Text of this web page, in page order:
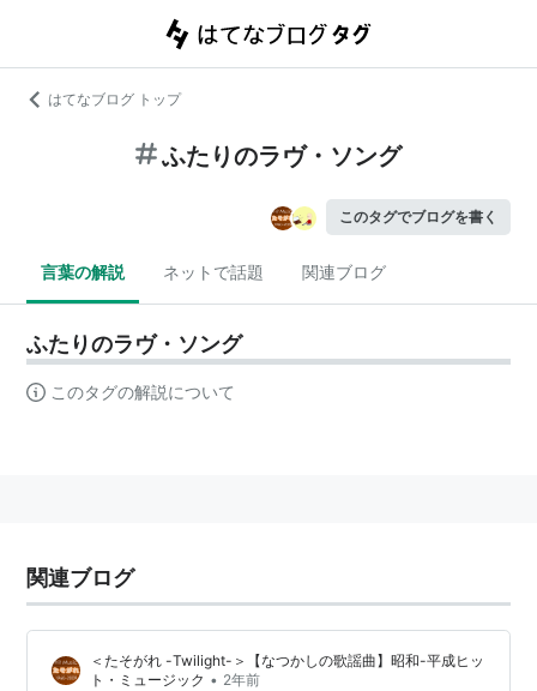
はてなブログ トップ
ふたりのラヴ・ソング
このタグでブログを書く
言葉の解説 ネットで話題 関連ブログ
ふたりのラヴ・ソング
このタグの解説について
関連ブログ
＜たそがれ -Twilight-＞【なつかしの歌謡曲】昭和-平成ヒッ
ト・ミュージック • 2年前